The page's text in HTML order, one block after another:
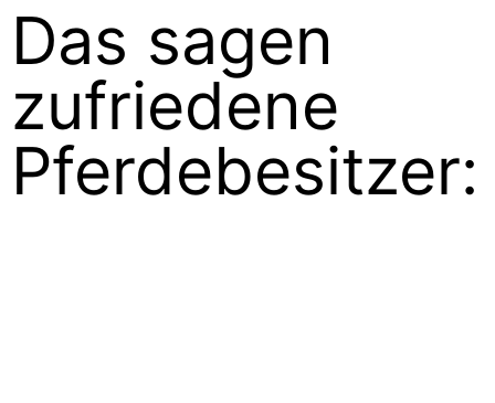
Das sagen
zufriedene
Pferdebesitzer: